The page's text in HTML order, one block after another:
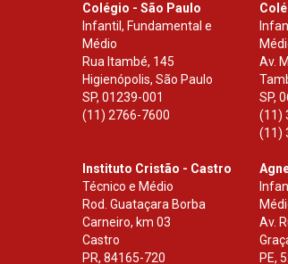
Colégio - São Paulo
Infantil, Fundamental e
Médio
Rua Itambé, 145
Higienópolis, São Paulo
SP, 01239-001
(11) 2766-7600
Av.
SP,
(11)
(11)
Instituto Cristão - Castro
Técnico e Médio
Rod. Guataçara Borba
Carneiro, km 03
Castro
PR, 84165-720
Av.
PE,